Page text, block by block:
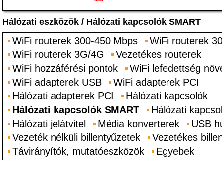
Hálózati eszközök / Hálózati kapcsolók SMART
WiFi routerek 300-450 Mbps
WiFi routerek
WiFi routerek 3G/4G
Vezetékes routerek
WiFi hozzáférési pontok
WiFi lefedettség
WiFi adapterek USB
WiFi adapterek PCI
Hálózati adapterek PCI
Hálózati kapcsolók
Hálózati kapcsolók SMART
Hálózati
Hálózati jelátvitel
Média konverterek
USB
Vezeték nélküli billentyűzetek
Vezetékes
Távirányítók, mutatóeszközök
Egyebek